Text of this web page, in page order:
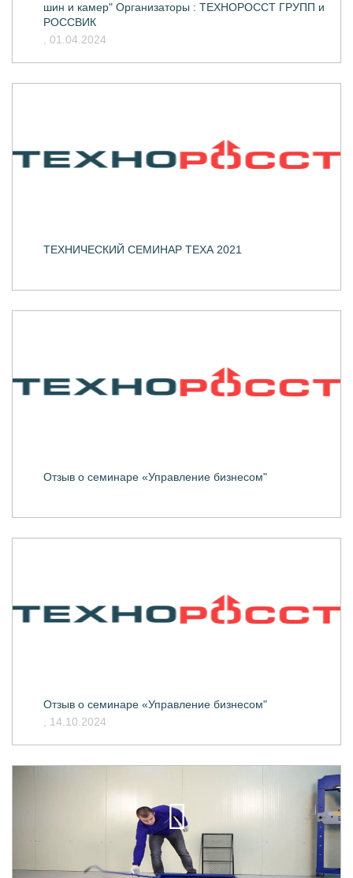
шин и камер" Организаторы : ТЕХНОРОССТ ГРУПП и
РОССВИК
, 01.04.2024
ТЕХНИЧЕСКИЙ СЕМИНАР ТЕХА 2021
Отзыв о семинаре «Управление бизнесом"
Отзыв о семинаре «Управление бизнесом"
, 14.10.2024